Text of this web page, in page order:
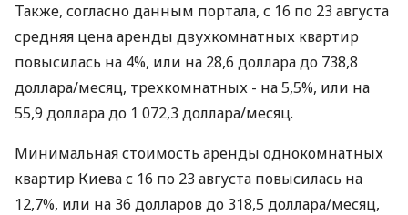
Также, согласно данным портала, с 16 по 23 августа
средняя цена аренды двухкомнатных квартир
повысилась на 4%, или на 28,6 доллара до 738,8
доллара/месяц, трехкомнатных - на 5,5%, или на
55,9 доллара до 1 072,3 доллара/месяц.
Минимальная стоимость аренды однокомнатных
квартир Киева с 16 по 23 августа повысилась на
12,7%, или на 36 долларов до 318,5 доллара/месяц,